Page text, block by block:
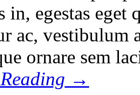
in, egestas eget
ac, vestibulum
ornare sem
→